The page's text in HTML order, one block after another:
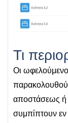
Τι
Οι
αποστάσεως ή
συμπίπτουν εν